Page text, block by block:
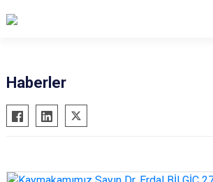
Akseki
Alanya
Finike
Serik
Haberler